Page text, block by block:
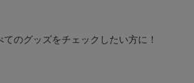
のグッズをチェックしたい方に！